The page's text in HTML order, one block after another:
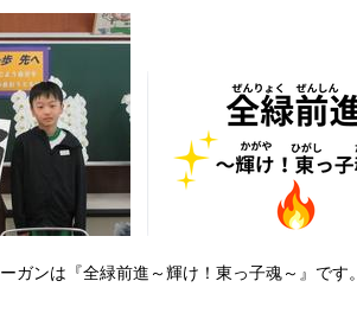
ガンは『全緑前進～輝け！東っ子魂～』です。